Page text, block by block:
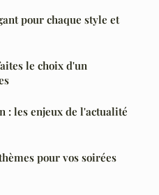
pour chaque style et
le choix d'un
: les enjeux de l'actualité
pour vos soirées